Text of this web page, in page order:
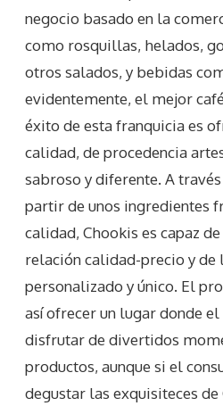
negocio basado en la
como rosquillas, helados,
otros salados, y bebidas
evidentemente, el mejor
éxito de esta franquicia es
calidad, de procedencia
sabroso y diferente. A
partir de unos ingredientes
calidad, Chookis es capaz
relación calidad-precio y de
personalizado y único. El
así ofrecer un lugar donde
disfrutar de divertidos
productos, aunque si el
degustar las exquisiteces